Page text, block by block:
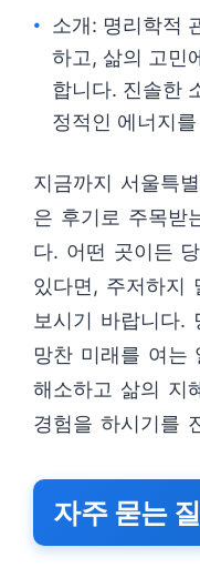
소개: 명리학적
하고, 삶의 고민
합니다. 진솔한
정적인 에너지
지금까지 서울특
은 후기로 주목받
다. 어떤 곳이든
있다면, 주저하지
보시기 바랍니다.
망찬 미래를 여는
해소하고 삶의 지
경험을 하시기를
자주 묻는